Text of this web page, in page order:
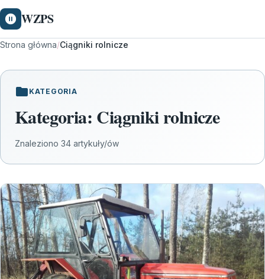
WZPS
Strona główna/Ciągniki rolnicze
KATEGORIA
Kategoria: Ciągniki rolnicze
Znaleziono 34 artykuły/ów